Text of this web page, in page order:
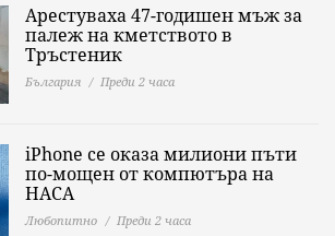
Арестуваха 47-годишен мъж за
палеж на кметството в
Тръстеник
България Преди 2 часа
iPhone се оказа милиони пъти
по-мощен от компютъра на
НАСА
Любопитно Преди 2 часа